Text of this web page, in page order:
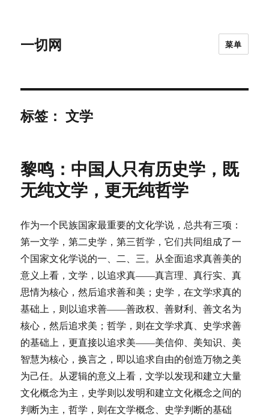
一切网 菜单
标签：文学
黎鸣：中国人只有历史学，既
无纯文学，更无纯哲学
作为一个民族国家最重要的文化学说，总共有三项：
第一文学，第二史学，第三哲学，它们共同组成了一
个国家文化学说的一、二、三。从全面追求真善美的
意义上看，文学，以追求真——真言理、真行实、真
思情为核心，然后追求善和美；史学，在文学求真的
基础上，则以追求善——善政权、善财利、善文名为
核心，然后追求美；哲学，则在文学求真、史学求善
的基础上，更直接以追求美——美信仰、美知识、美
智慧为核心，换言之，即以追求自由的创造万物之美
为己任。从逻辑的意义上看，文学以发现和建立大量
文化概念为主，史学则以发明和建立文化概念之间的
判断为主，哲学，则在文学概念、史学判断的基础